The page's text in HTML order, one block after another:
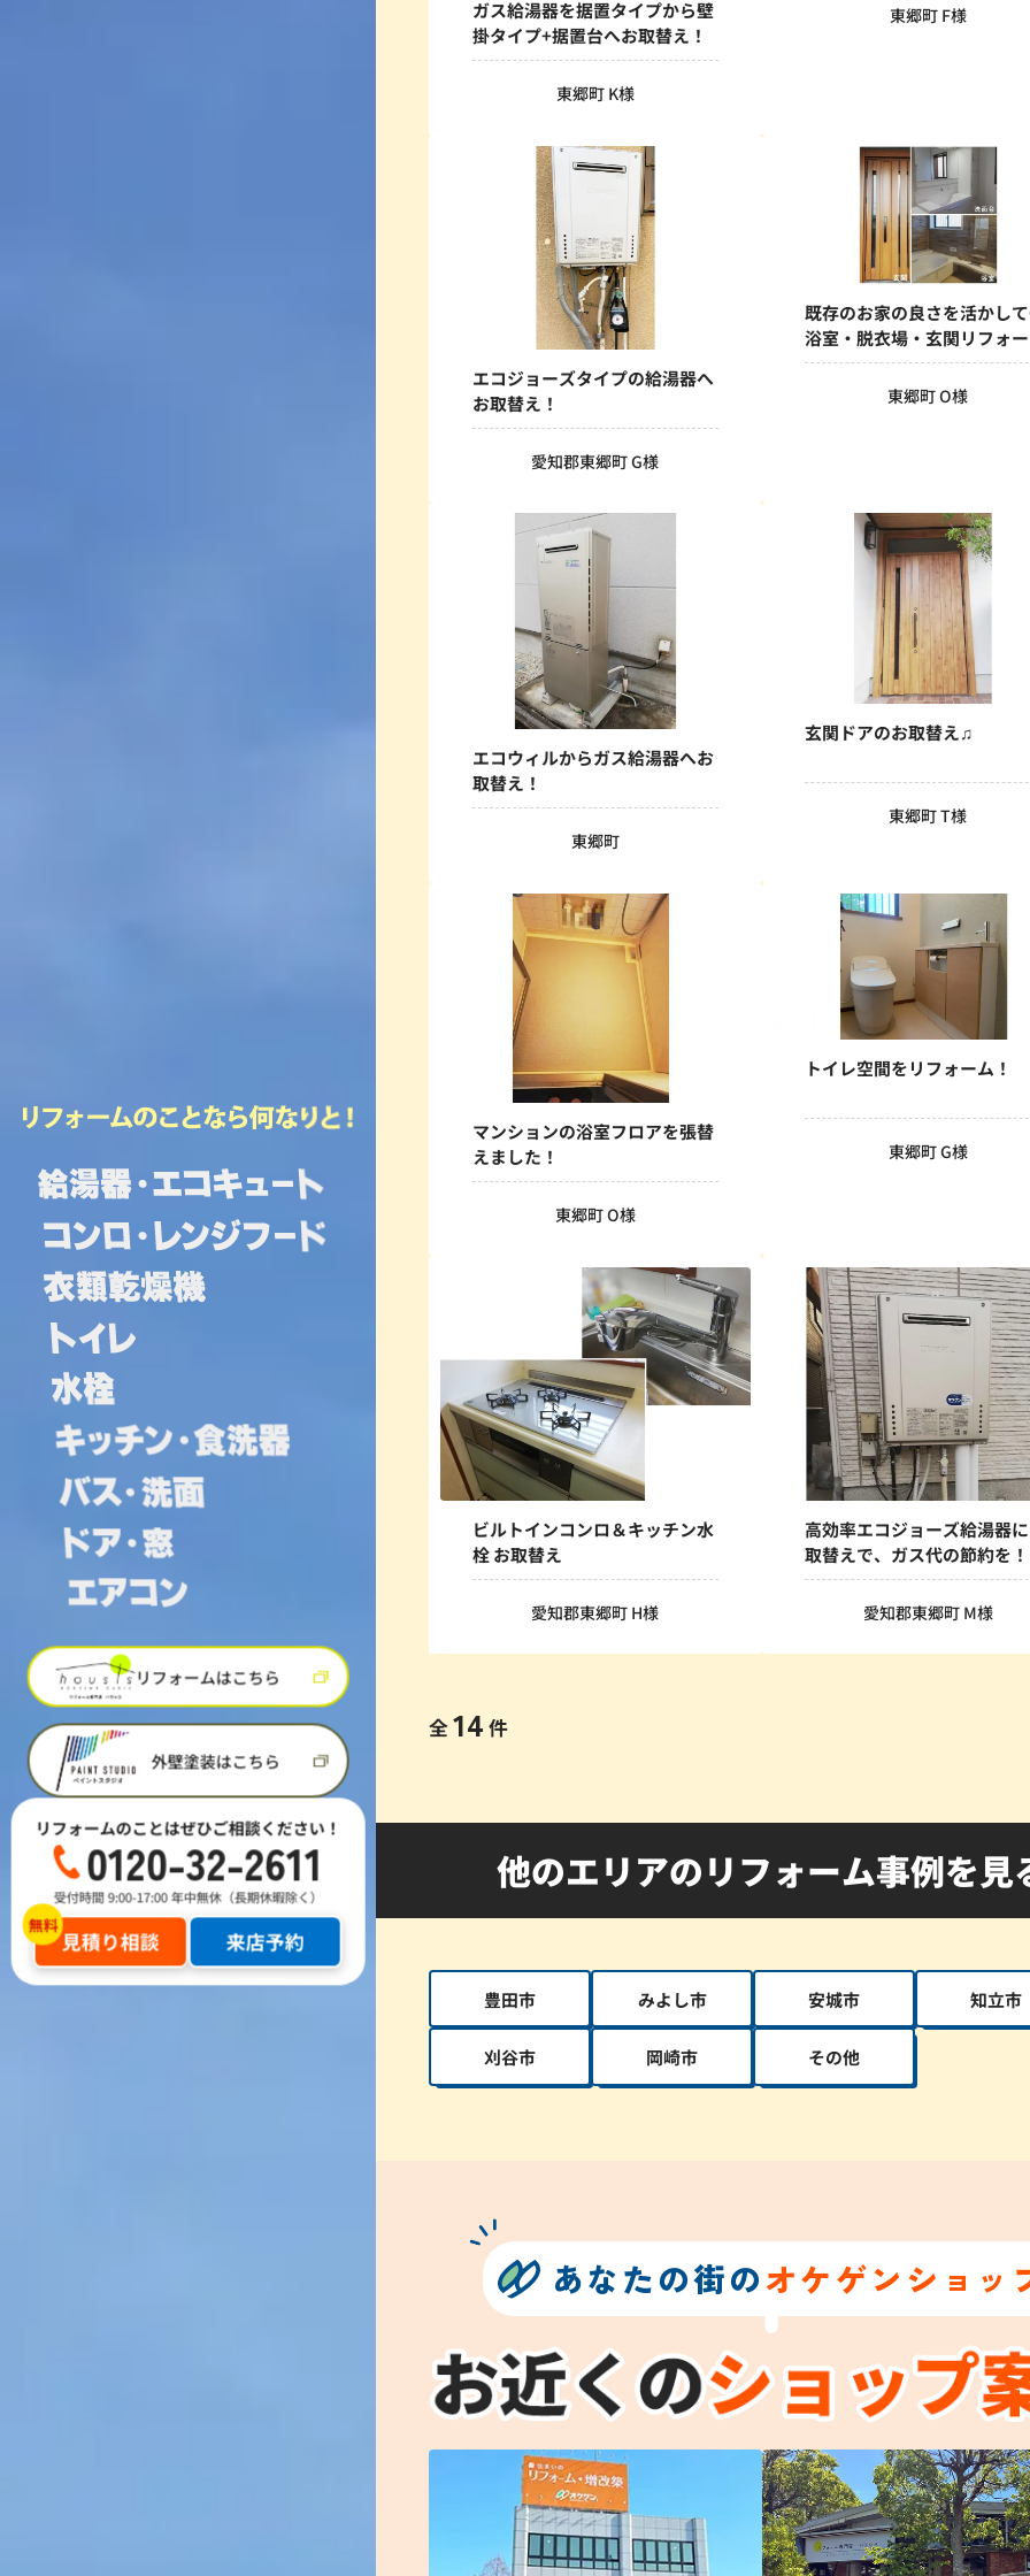
リフォームはこちら
外壁塗装はこちら
リフォームのことはぜひご相談ください！
0120-32-2611
受付時間 9:00-17:00 年中無休（長期休暇除く）
見積り相談 来店予約
ガス給湯器を据置タイプから壁
掛タイプ+据置台へお取替え！
東郷町 K様
東郷町 F様
エコジョーズタイプの給湯器へ
お取替え！
愛知郡東郷町 G様
既存のお家の良さを活かし
浴室・脱衣場・玄関リフォ
東郷町 O様
エコウィルからガス給湯器へお
取替え！
東郷町
玄関ドアのお取替え♫
東郷町 T様
マンションの浴室フロアを張替
えました！
東郷町 O様
トイレ空間をリフォーム！
東郷町 G様
ビルトインコンロ＆キッチン水
栓 お取替え
愛知郡東郷町 H様
高効率エコジョーズ給湯器
取替えで、ガス代の節約を！
愛知郡東郷町 M様
全14 件
他のエリアのリフォーム事例を見
豊田市 みよし市 安城市 知立市
刈谷市 岡崎市 その他
あなたの街のオケゲンショッ